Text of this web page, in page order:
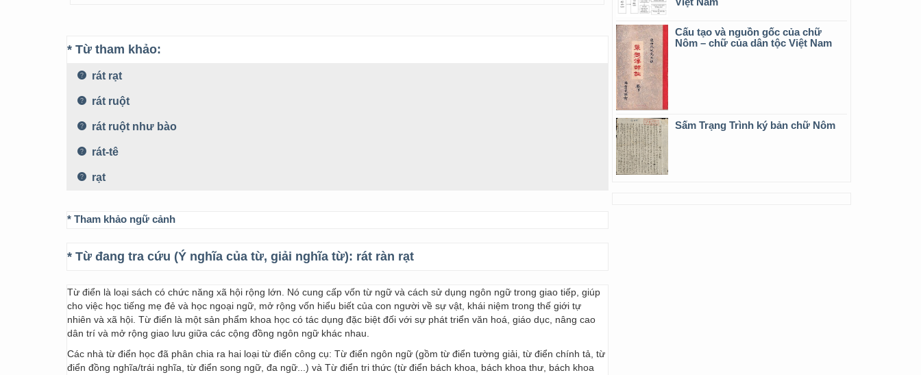
* Từ tham khảo:
rát rạt
rát ruột
rát ruột như bào
rát-tê
rạt
* Tham khảo ngữ cảnh
* Từ đang tra cứu (Ý nghĩa của từ, giải nghĩa từ): rát ràn rạt
Từ điển là loại sách có chức năng xã hội rộng lớn. Nó cung cấp vốn từ ngữ và cách sử dụng ngôn ngữ trong giao tiếp, giúp
cho việc học tiếng mẹ đẻ và học ngoại ngữ, mở rộng vốn hiểu biết của con người về sự vật, khái niệm trong thế giới tự
nhiên và xã hội. Từ điển là một sản phẩm khoa học có tác dụng đặc biệt đối với sự phát triển văn hoá, giáo dục, nâng cao
dân trí và mở rộng giao lưu giữa các cộng đồng ngôn ngữ khác nhau.
Các nhà từ điển học đã phân chia ra hai loại từ điển công cụ: Từ điển ngôn ngữ (gồm từ điển tường giải, từ điển chính tả, từ
điển đồng nghĩa/trái nghĩa, từ điển song ngữ, đa ngữ...) và Từ điển tri thức (từ điển bách khoa, bách khoa thư, bách khoa
Cấu tạo và nguồn gốc của chữ
Nôm – chữ của dân tộc Việt Nam
Sấm Trạng Trình ký bản chữ Nôm